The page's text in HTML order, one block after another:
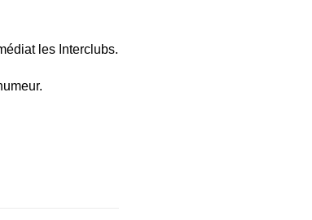
les Interclubs.